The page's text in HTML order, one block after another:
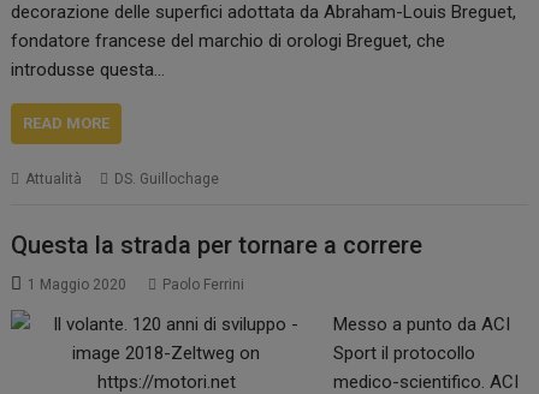
decorazione delle superfici adottata da Abraham-Louis Breguet,
fondatore francese del marchio di orologi Breguet, che
introdusse questa…
READ MORE
Attualità DS. Guillochage
Questa la strada per tornare a correre
1 Maggio 2020 Paolo Ferrini
Messo a punto da ACI
Sport il protocollo
medico-scientifico. ACI